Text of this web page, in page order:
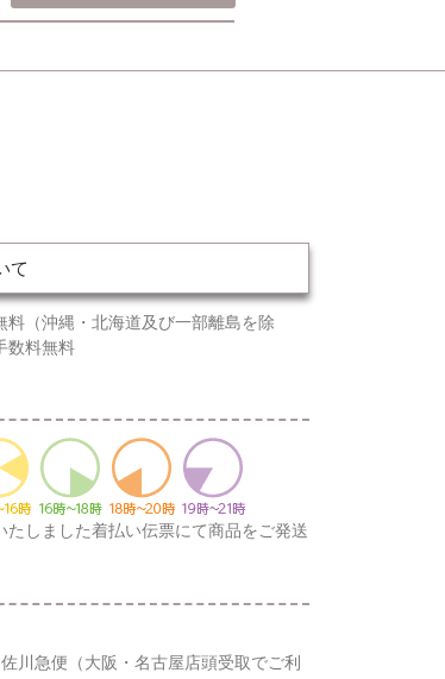
て
料（沖縄・北海道及び一部離島を除
数料無料
たしました着払い伝票にて商品をご発送
川急便（大阪・名古屋店頭受取でご利